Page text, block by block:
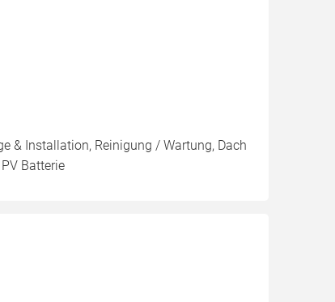
& Installation, Reinigung / Wartung, Dach
Batterie